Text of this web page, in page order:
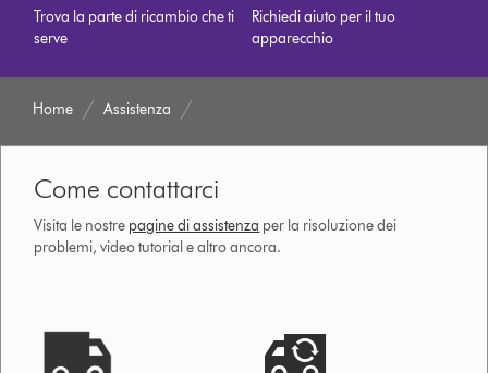
Trova la parte di ricambio che ti
serve
Richiedi aiuto per il tuo
apparecchio
Home Assistenza
Come contattarci
Visita le nostre pagine di assistenza per la risoluzione dei
problemi, video tutorial e altro ancora.